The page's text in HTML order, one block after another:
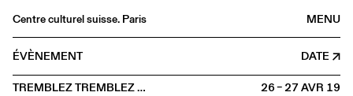
MENU
Centre culturel suisse. Paris
Agenda
Librairie
ÉVÈNEMENT
DATE
TREMBLEZ TREMBLEZ …
26 – 27 AVR2019